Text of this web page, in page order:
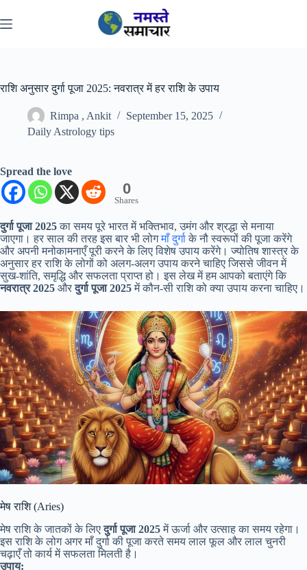
to
content
राशि अनुसार दुर्गा पूजा 2025: नवरात्र में हर राशि के उपाय
Rimpa , Ankit
September 15, 2025
Daily Astrology tips
Spread the love
0
Shares
दुर्गा पूजा 2025का समय पूरे भारत में भक्तिभाव, उमंग और श्रद्धा से मनाया
जाएगा। हर साल की तरह इस बार भी लोगमाँ दुर्गाके नौ स्वरूपों की पूजा करेंगे
और अपनी मनोकामनाएँ पूरी करने के लिए विशेष उपाय करेंगे। ज्योतिष शास्त्र के
अनुसार हर राशि के लोगों को अलग-अलग उपाय करने चाहिए जिससे जीवन में
सुख-शांति, समृद्धि और सफलता प्राप्त हो। इस लेख में हम आपको बताएंगे कि
नवरात्र 2025 औरदुर्गा पूजा 2025में कौन-सी राशि को क्या उपाय करना चाहिए।
मेष राशि (Aries)
मेष राशि के जातकों के लिएदुर्गा पूजा 2025में ऊर्जा और उत्साह का समय रहेगा।
इस राशि के लोग अगर माँ दुर्गा की पूजा करते समय लाल फूल और लाल चुनरी
चढ़ाएँ तो कार्य में सफलता मिलती है।
उपाय: